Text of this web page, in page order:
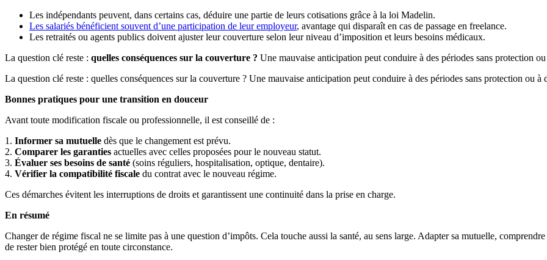
Les indépendants peuvent, dans certains cas, déduire une partie de leurs cotisations grâce à la loi Madelin.
Les salariés bénéficient souvent d’une participation de leur employeur, avantage qui disparaît en cas de passage en freelance.
Les retraités ou agents publics doivent ajuster leur couverture selon leur niveau d’imposition et leurs besoins médicaux.
La question clé reste : quelles conséquences sur la couverture ? Une mauvaise anticipation peut conduire à des périodes sans protection
La question clé reste : quelles conséquences sur la couverture ? Une mauvaise anticipation peut conduire à des périodes sans protection ou à
Bonnes pratiques pour une transition en douceur
Avant toute modification fiscale ou professionnelle, il est conseillé de :
1. Informer sa mutuelle dès que le changement est prévu.
2. Comparer les garanties actuelles avec celles proposées pour le nouveau statut.
3. Évaluer ses besoins de santé (soins réguliers, hospitalisation, optique, dentaire).
4. Vérifier la compatibilité fiscale du contrat avec le nouveau régime.
Ces démarches évitent les interruptions de droits et garantissent une continuité dans la prise en charge.
En résumé
Changer de régime fiscal ne se limite pas à une question d’impôts. Cela touche aussi la santé, au sens large. Adapter sa mutuelle,
de rester bien protégé en toute circonstance.